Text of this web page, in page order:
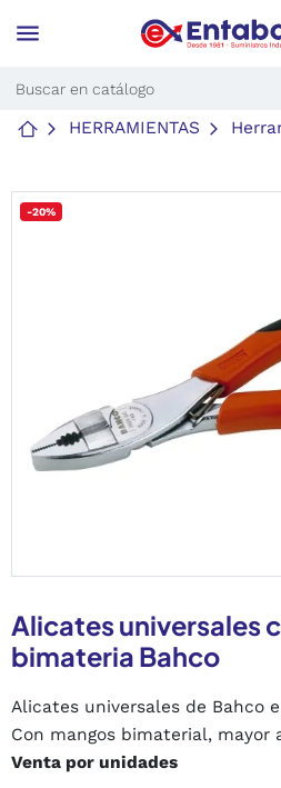
menu
HERRAMIENTAS
-20%
Alicates universales
bimateria Bahco
Alicates universales de Bahco
Con mangos bimaterial, mayor
Venta por unidades